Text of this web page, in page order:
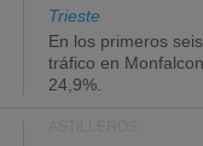
Trieste
En los primeros
tráfico en
24,9%.